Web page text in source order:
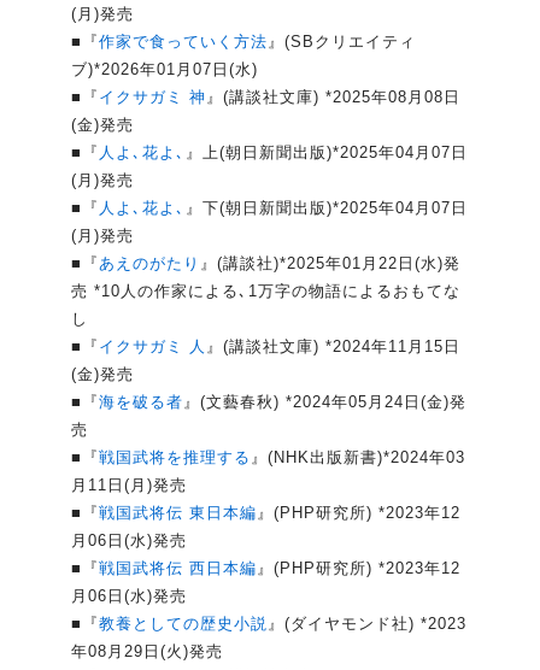
(月)発売
■『作家で食っていく方法』(SBクリエイティ
ブ)*2026年01月07日(水)
■『 イクサガミ 神』(講談社文庫) *2025年08月08日
(金)発売
■『 人よ､花よ､ 』上(朝日新聞出版)*2025年04月07日
(月)発売
■『 人よ､花よ､ 』下(朝日新聞出版)*2025年04月07日
(月)発売
■『あえのがたり 』(講談社)*2025年01月22日(水)発
売 *10人の作家による､1万字の物語によるおもてな
し
■『 イクサガミ 人 』(講談社文庫) *2024年11月15日
(金)発売
■『海を破る者』(文藝春秋) *2024年05月24日(金)発
売
■『戦国武将を推理する 』(NHK出版新書)*2024年03
月11日(月)発売
■『戦国武将伝 東日本編』(PHP研究所) *2023年12
月06日(水)発売
■『戦国武将伝 西日本編』(PHP研究所) *2023年12
月06日(水)発売
■『教養としての歴史小説』(ダイヤモンド社) *2023
年08月29日(火)発売